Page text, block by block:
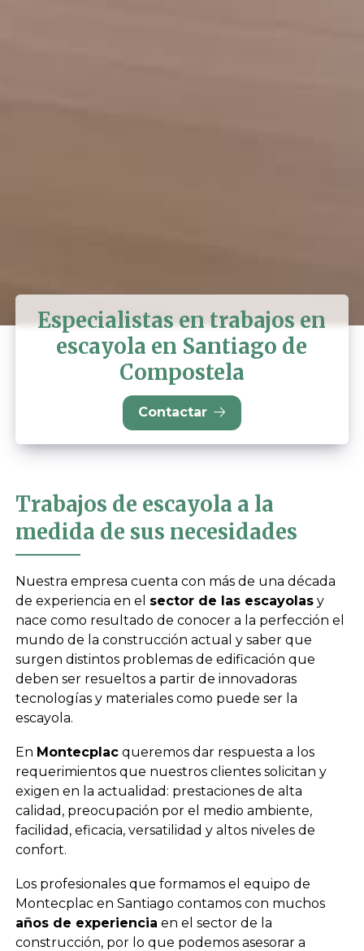
Especialistas en trabajos en
escayola en Santiago de
Compostela
Contactar
Trabajos de escayola a la
medida de sus necesidades
Nuestra empresa cuenta con más de una década
de experiencia en el sector de las escayolasy
nace como resultado de conocer a la perfección el
mundo de la construcción actual y saber que
surgen distintos problemas de edificación que
deben ser resueltos a partir de innovadoras
tecnologías y materiales como puede ser la
escayola.
En Montecplacqueremos dar respuesta a los
requerimientos que nuestros clientes solicitan y
exigen en la actualidad: prestaciones de alta
calidad, preocupación por el medio ambiente,
facilidad, eficacia, versatilidad y altos niveles de
confort.
Los profesionales que formamos el equipo de
Montecplac en Santiago contamos con muchos
años de experiencia en el sector de la
construcción, por lo que podemos asesorar a